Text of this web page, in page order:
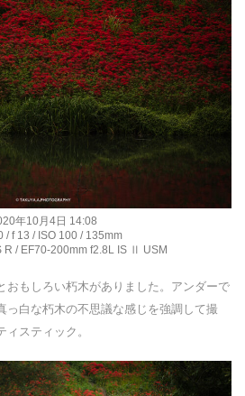
年10月4日 14:08
/ f 13 / ISO 100 / 135mm
R / EF70-200mm f2.8L IS Ⅱ USM
おもしろい朽木がありました。アンダーで
っ白な朽木の不思議な感じを強調して撮
スティック。